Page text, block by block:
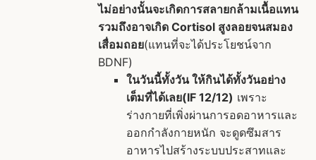
ไม่อย่างนั้นจะเกิดการสลายกล้ามเนื้อแทน
รวมถึงอาจเกิด Cortisol สูงลอยจนสมอง
เสื่อมถอย(แทนที่จะได้ประโยชน์จาก
BDNF)
ในวันนี้ทั้งวัน ให้กินได้ทั้งวันอย่าง
เต็มที่ได้เลย(IF 12/12) เพราะ
ร่างกายที่เพิ่งผ่านการอดอาหารและ
ออกกำลังกายหนัก จะดูดซึมสาร
อาหารไปสร้างระบบประสาทและ